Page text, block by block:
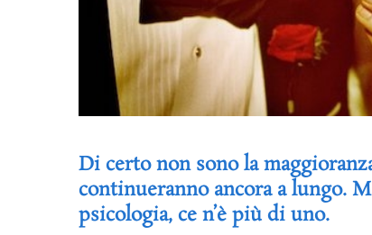
Di certo non sono la
continueranno ancora a lungo.
psicologia, ce n’è più di uno.